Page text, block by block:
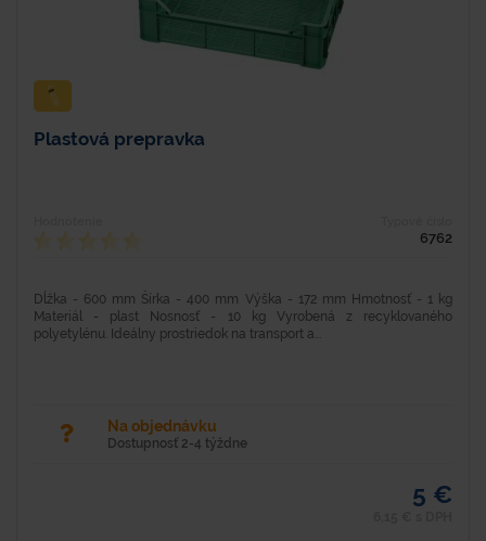
Plastová prepravka
6762
Dĺžka - 600 mm Šírka - 400 mm Výška - 172 mm Hmotnosť - 1 kg
Materiál - plast Nosnosť - 10 kg Vyrobená z recyklovaného
polyetylénu. Ideálny prostriedok na transport a...
Na objednávku
Dostupnosť 2-4 týždne
5 €